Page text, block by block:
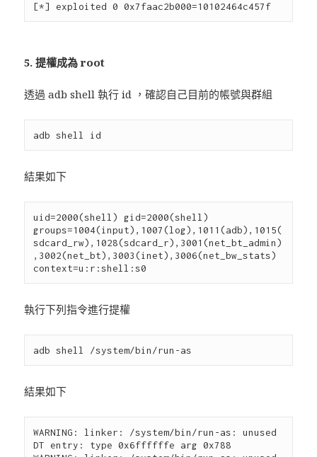
5. 提權成為 root
透過 adb shell 執行 id ，確認自己目前的帳號與群組
結果如下
uid=2000(shell) gid=2000(shell)
groups=1004(input),1007(log),1011(adb),1015(
sdcard_rw),1028(sdcard_r),3001(net_bt_admin)
,3002(net_bt),3003(inet),3006(net_bw_stats)
執行下列指令進行提權
結果如下
WARNING: linker: /system/bin/run-as: unused
DT entry: type 0x6ffffffe arg 0x788